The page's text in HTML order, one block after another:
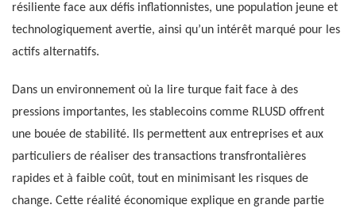
résiliente face aux défis inflationnistes, une population jeune et
technologiquement avertie, ainsi qu’un intérêt marqué pour les
actifs alternatifs.
Dans un environnement où la lire turque fait face à des
pressions importantes, les stablecoins comme RLUSD offrent
une bouée de stabilité. Ils permettent aux entreprises et aux
particuliers de réaliser des transactions transfrontalières
rapides et à faible coût, tout en minimisant les risques de
change. Cette réalité économique explique en grande partie